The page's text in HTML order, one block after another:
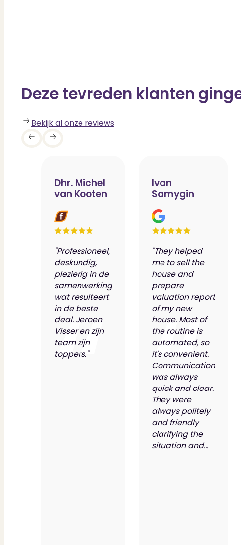
Deze tevreden klanten
Bekijk al onze reviews
Dhr. Michel
van Kooten
"Professioneel,
deskundig,
plezierig in de
samenwerking
wat resulteert
in de beste
deal. Jeroen
Visser en zijn
team zijn
toppers."
Ivan
Samygin
"They helped
me to sell the
house and
prepare
valuation report
of my new
house. Most of
the routine is
automated, so
it's convenient.
Communication
was always
quick and clear.
They were
always politely
and friendly
clarifying the
situation and...